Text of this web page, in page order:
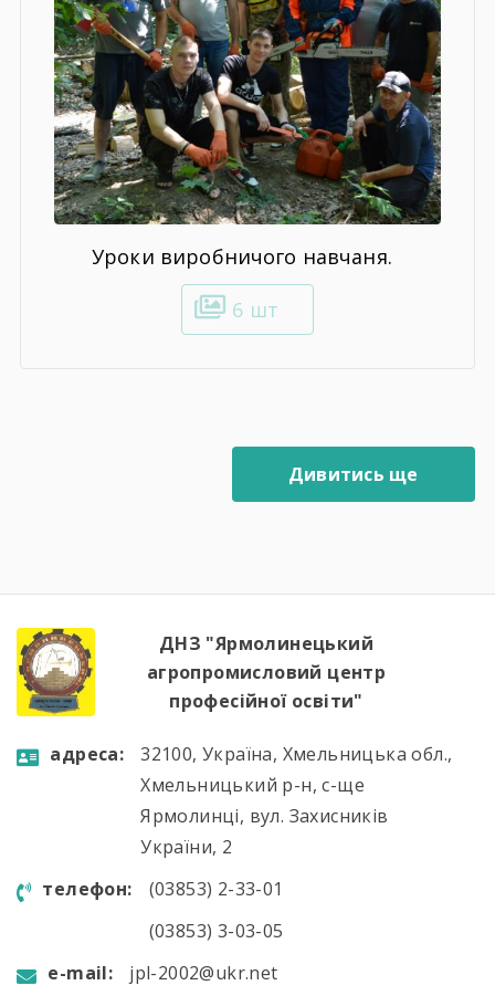
Уроки виробничого навчаня.
6 шт
Дивитись ще
ДНЗ "Ярмолинецький
агропромисловий центр
професійної освіти"
aдресa:
32100, Україна, Хмельницька обл.,
Хмельницький р-н, с-ще
Ярмолинці, вул. Захисників
України, 2
телефон:
(03853) 2-33-01
(03853) 3-03-05
e-mail:
jpl-2002@ukr.net